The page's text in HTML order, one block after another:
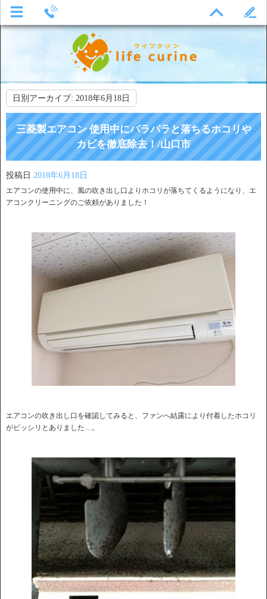
日別アーカイブ: 2018年6月18日
三菱製エアコン 使用中にパラパラと落ちるホコリや
カビを徹底除去！/山口市
投稿日 2018年6月18日
エアコンの使用中に、風の吹き出し口よりホコリが落ちてくるようになり、エ
アコンクリーニングのご依頼がありました！
エアコンの吹き出し口を確認してみると、ファンへ結露により付着したホコリ
がビッシリとありました…。